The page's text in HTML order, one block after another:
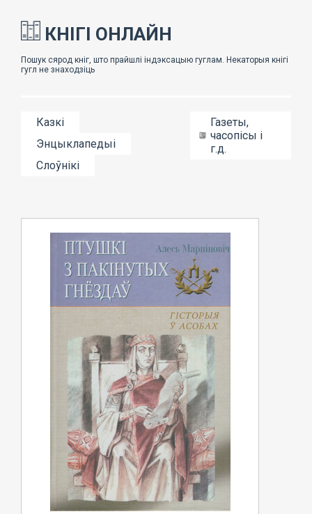
КНІГІ ОНЛАЙН
Казкі
Энцыклапедыі
Слоўнікі
Газеты,
часопісы і
г.д.